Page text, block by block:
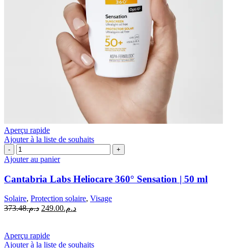
Aperçu rapide
Ajouter à la liste de souhaits
quantité
de
Cantabria
Labs
Heliocare
360°
Sensation
|
Ajouter au panier
Cantabria Labs Heliocare 360° Sensation | 50 ml
Solaire, Protection solaire, Visage
د.م.373.48
Le
était :
د.م.373.48.
د.م.249.00
Le
Aperçu rapide
Ajouter à la liste de souhaits